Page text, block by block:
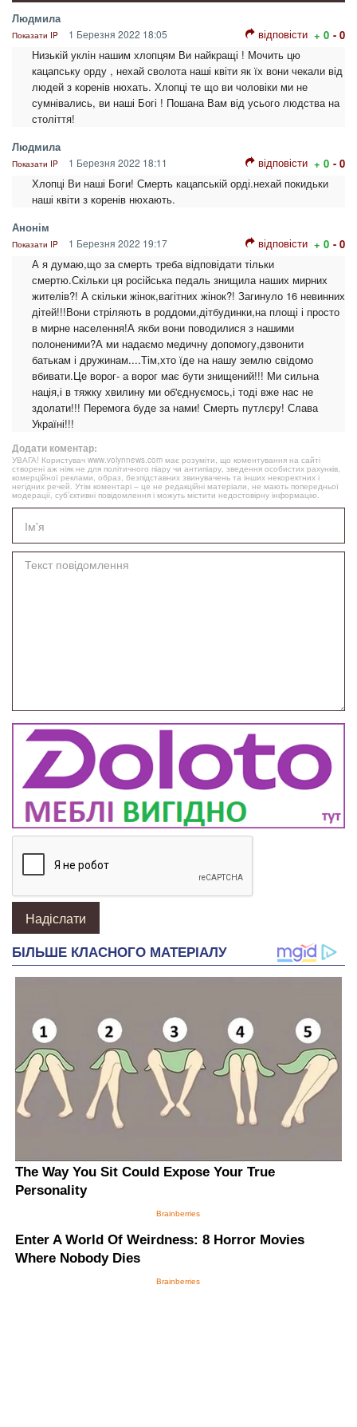
Людмила
Показати IP 1 Березня 2022 18:05 відповісти + 0 - 0
Низькій уклін нашим хлопцям Ви найкращі ! Мочить цю
кацапську орду , нехай сволота наші квіти як їх вони чекали від
людей з коренів нюхать. Хлопці те що ви чоловіки ми не
сумнівались, ви наші Богі ! Пошана Вам від усього людства на
століття!
Людмила
Показати IP 1 Березня 2022 18:11 відповісти + 0 - 0
Хлопці Ви наші Боги! Смерть кацапській орді.нехай покидьки
наші квіти з коренів нюхають.
Анонім
Показати IP 1 Березня 2022 19:17 відповісти + 0 - 0
А я думаю,що за смерть треба відповідати тільки
смертю.Скільки ця російська педаль знищила наших мирних
жителів?! А скільки жінок,вагітних жінок?! Загинуло 16 невинних
дітей!!!Вони стріляють в роддоми,дітбудинки,на площі і просто
в мирне населення!А якби вони поводилися з нашими
полоненими?А ми надаємо медичну допомогу,дзвонити
батькам і дружинам....Тім,хто їде на нашу землю свідомо
вбивати.Це ворог- а ворог має бути знищений!!! Ми сильна
нація,і в тяжку хвилину ми об'єднуємось,і тоді вже нас не
здолати!!! Перемога буде за нами! Смерть путлєру! Слава
Україні!!!
Додати коментар:
УВАГА! Користувач www.volynnews.com має розуміти, що коментування на сайті
створені аж ніяк не для політичного піару чи антипіару, зведення особистих рахунків,
комерційної реклами, образ, безпідставних звинувачень та інших некоректних і
негідних речей. Утім коментарі – це не редакційні матеріали, не мають попередньої
модерації, суб’єктивні повідомлення і можуть містити недостовірну інформацію.